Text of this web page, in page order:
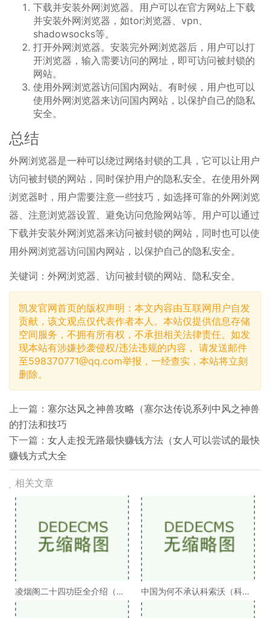
下载并安装外网浏览器。用户可以在官方网站上下载
并安装外网浏览器，如tor浏览器、vpn、
shadowsocks等。
打开外网浏览器。安装完外网浏览器后，用户可以打
开浏览器，输入需要访问的网址，即可访问被封锁的
网站。
使用外网浏览器访问国内网站。有时候，用户也可以
使用外网浏览器来访问国内网站，以保护自己的隐私
安全。
总结
外网浏览器是一种可以绕过网络封锁的工具，它可以让用户
访问被封锁的网站，同时保护用户的隐私安全。在使用外网
浏览器时，用户需要注意一些技巧，如选择可靠的外网浏览
器、注意浏览器设置、避免访问危险网站等。用户可以通过
下载并安装外网浏览器来访问被封锁的网站，同时也可以使
用外网浏览器访问国内网站，以保护自己的隐私安全。
关键词：外网浏览器、访问被封锁的网站、隐私安全。
凯发官网首页的版权声明：本文内容由互联网用户自发
贡献，该文观点仅代表作者本人。本站仅提供信息存储
空间服务，不拥有所有权，不承担相关法律责任。如发
现本站有涉嫌抄袭侵权/违法违规的内容， 请发送邮件
至598370771@qq.com举报，一经查实，本站将立刻
删除。
上一篇： 塞尔达风之神兽攻略（塞尔达传说系列中风之神兽
的打法和技巧
下一篇： 女人走投无路最快赚钱方法（女人可以尝试的最快
赚钱方式大全
相关文章
凌烟阁二十四功臣全介绍（凌
烟阁二十四功臣排
中国为何不承认科索沃（科索
沃为何不被承认）